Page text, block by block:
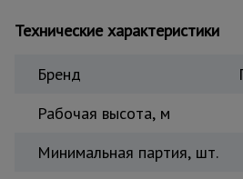
Металл
Технические характеристики
Бренд
Рабочая высота, м
Минимальная партия, шт.